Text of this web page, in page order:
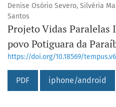
Denise Osório Severo, Silvéria
Santos
Projeto Vidas Paralelas
povo Potiguara da
https://doi.org/10.18569/
PDF iphone/android